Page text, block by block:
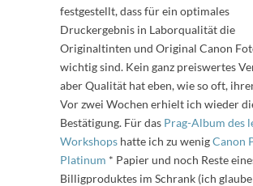
festgestellt, dass für ein optimales
Druckergebnis in Laborqualität die
Originaltinten und Original Canon
wichtig sind. Kein ganz preiswertes
aber Qualität hat eben, wie so oft,
Vor zwei Wochen erhielt ich wieder
Bestätigung. Für das Prag-Album des
Workshops hatte ich zu wenigCanon
Platinum * Papier und noch Reste
Billigproduktes im Schrank (ich